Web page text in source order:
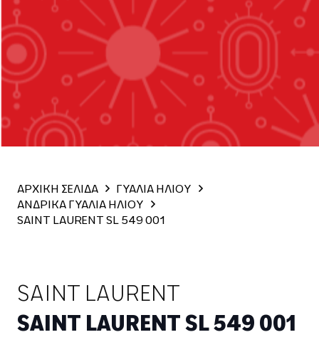
ΑΡΧΙΚΗ ΣΕΛΙΔΑ
ΓΥΑΛΙΑ ΗΛΙΟΥ
ΑΝΔΡΙΚΑ ΓΥΑΛΙΑ ΗΛΙΟΥ
SAINT LAURENT SL 549 001
SAINT LAURENT
SAINT LAURENT SL 549 001